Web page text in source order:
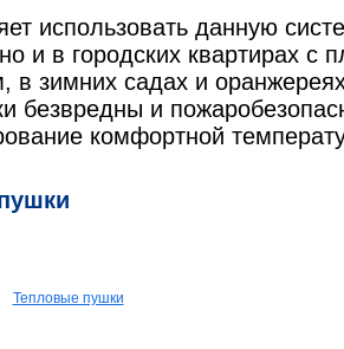
использовать данную
и в городских квартирах с
в зимних садах и
безвредны и
комфортной
Тепловые пушки